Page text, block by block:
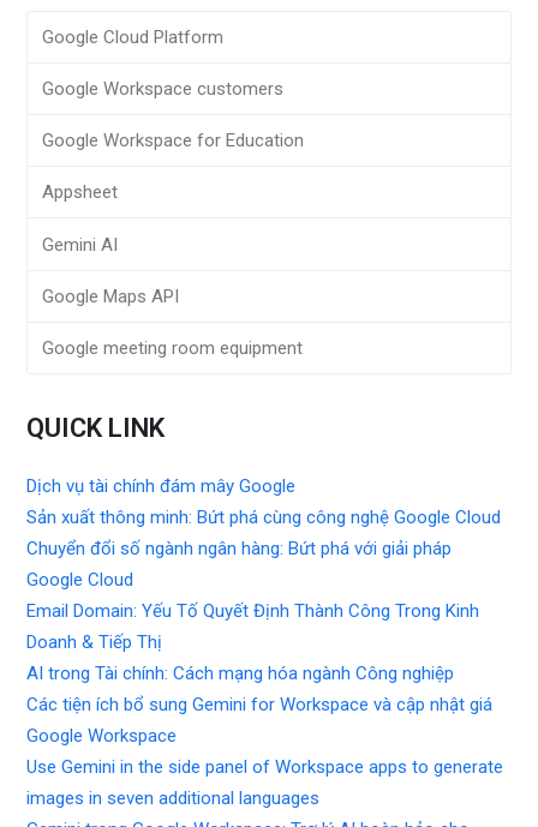
Google Cloud Platform
Google Workspace customers
Google Workspace for Education
Appsheet
Gemini AI
Google Maps API
Google meeting room equipment
QUICK LINK
Dịch vụ tài chính đám mây Google
Sản xuất thông minh: Bứt phá cùng công nghệ Google Cloud
Chuyển đổi số ngành ngân hàng: Bứt phá với giải pháp
Google Cloud
Email Domain: Yếu Tố Quyết Định Thành Công Trong Kinh
Doanh & Tiếp Thị
AI trong Tài chính: Cách mạng hóa ngành Công nghiệp
Các tiện ích bổ sung Gemini for Workspace và cập nhật giá
Google Workspace
Use Gemini in the side panel of Workspace apps to generate
images in seven additional languages